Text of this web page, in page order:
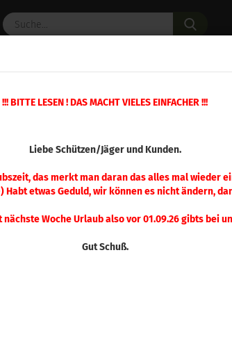
!!! BITTE LESEN ! DAS MACHT VIELES EINFACHER !!!
Liebe Schützen/Jäger und Kunden.
das merkt man daran das alles mal wieder
Habt etwas Geduld, wir können es nicht ändern,
nächste Woche Urlaub also vor 01.09.26 gibts bei
Gut Schuß.
» Hornady Gas Check .22 / 5,6 mm 1000 Stück